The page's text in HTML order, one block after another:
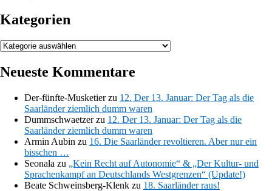
Kategorien
Kategorien
Neueste Kommentare
Der-fünfte-Musketierzu 12. Der 13. Januar: Der Tag als die
Saarländer ziemlich dumm waren
Dummschwaetzerzu 12. Der 13. Januar: Der Tag als die
Saarländer ziemlich dumm waren
Armin Aubin zu 16. Die Saarländer revoltieren. Aber nur ein
bisschen …
Seonala zu „Kein Recht auf Autonomie“ & „Der Kultur- und
Sprachenkampf an Deutschlands Westgrenzen“ (Update!)
Beate Schweinsberg-Klenk zu 18. Saarländer raus!